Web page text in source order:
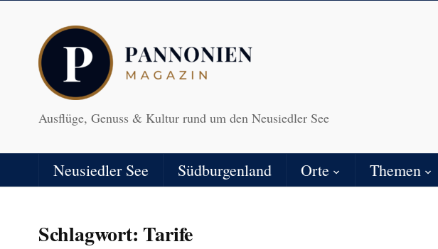
Ausflüge, Genuss & Kultur rund um den Neusiedler See
Neusiedler See Südburgenland Orte Themen
Schlagwort:Tarife